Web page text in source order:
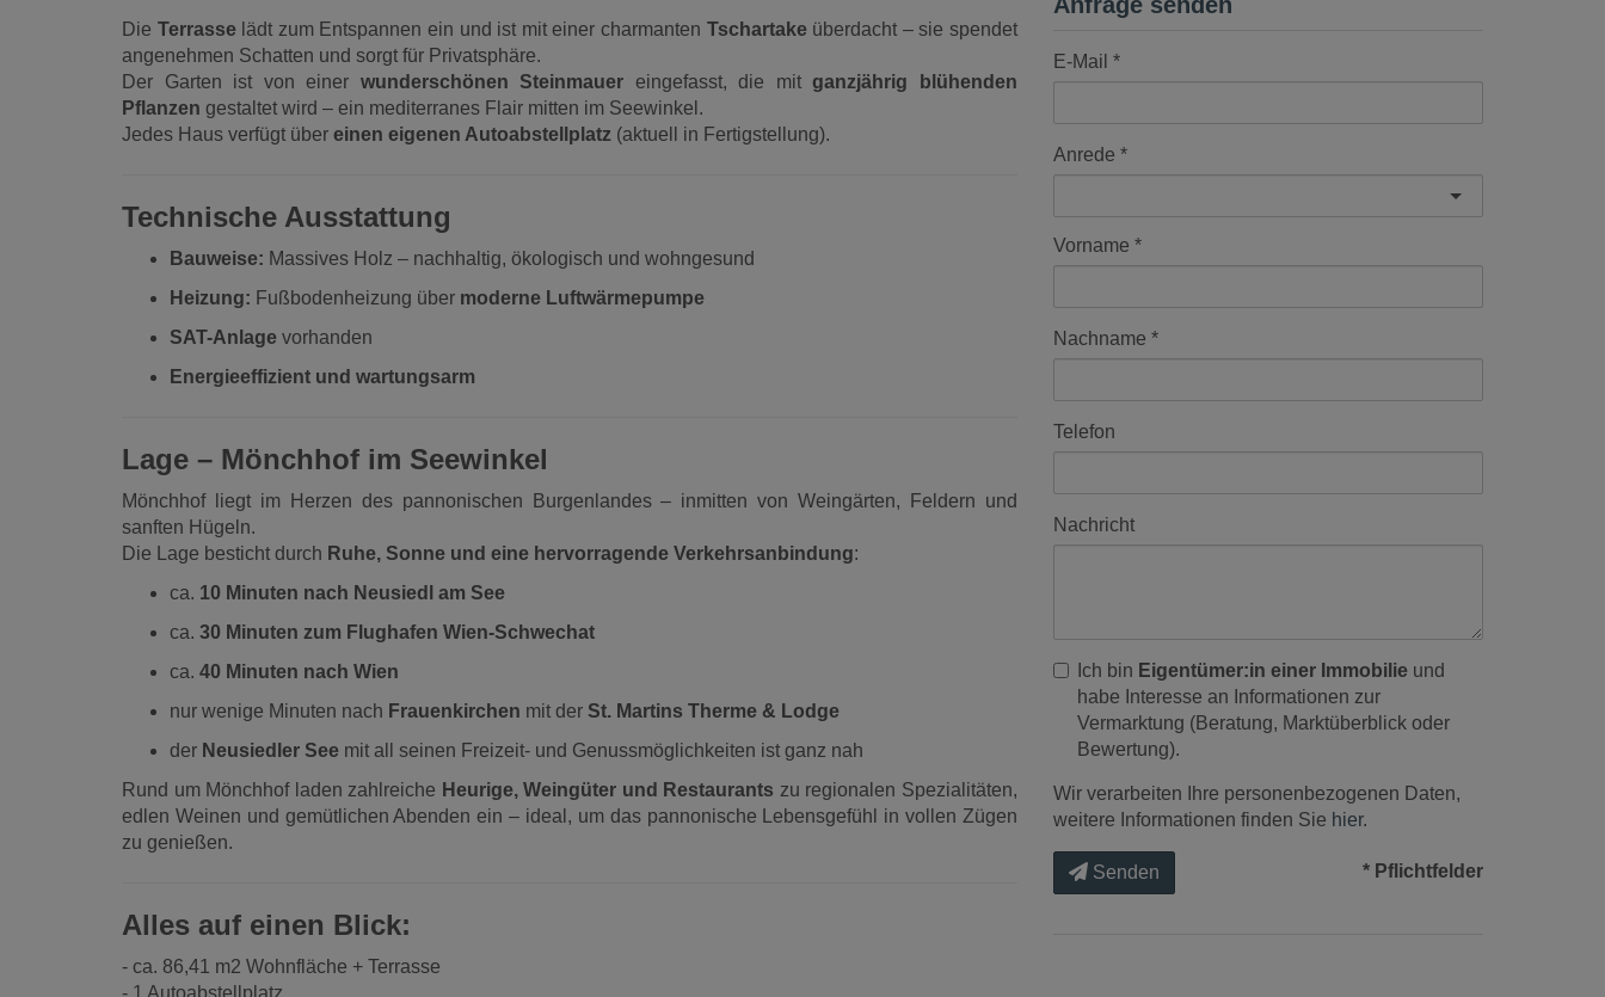
Die Terrasselädt zum Entspannen ein und ist mit einer charmanten Tschartakeüberdacht – sie spendet
angenehmen Schatten und sorgt für Privatsphäre.
Der Garten ist von einer wunderschönen Steinmauer eingefasst, die mitganzjährig blühenden
Pflanzen gestaltet wird – ein mediterranes Flair mitten im Seewinkel.
Jedes Haus verfügt über einen eigenen Autoabstellplatz (aktuell in Fertigstellung).
Technische Ausstattung
Bauweise: Massives Holz – nachhaltig, ökologisch und wohngesund
Heizung: Fußbodenheizung über moderne Luftwärmepumpe
SAT-Anlage vorhanden
Energieeffizient und wartungsarm
Lage – Mönchhof im Seewinkel
Mönchhof liegt im Herzen des pannonischen Burgenlandes – inmitten von Weingärten, Feldern und
sanften Hügeln.
Die Lage besticht durch Ruhe, Sonne und eine hervorragende Verkehrsanbindung:
ca. 10 Minuten nach Neusiedl am See
ca. 30 Minuten zum Flughafen Wien-Schwechat
ca. 40 Minuten nach Wien
nur wenige Minuten nach Frauenkirchen mit der St. Martins Therme & Lodge
der Neusiedler See mit all seinen Freizeit- und Genussmöglichkeiten ist ganz nah
Rund um Mönchhof laden zahlreiche Heurige, Weingüter und Restaurants zu regionalen Spezialitäten,
edlen Weinen und gemütlichen Abenden ein – ideal, um das pannonische Lebensgefühl in vollen Zügen
zu genießen.
Alles auf einen Blick:
- ca. 86,41 m2 Wohnfläche + Terrasse
- 1 Autoabstellplatz
E-Mail
Anrede
Vorname
Nachname
Telefon
Nachricht
Ich bin Eigentümer:in einer Immobilie und
habe Interesse an Informationen zur
Vermarktung (Beratung, Marktüberblick oder
Bewertung).
Wir verarbeiten Ihre personenbezogenen Daten,
weitere Informationen finden Sie hier.
Senden * Pflichtfelder